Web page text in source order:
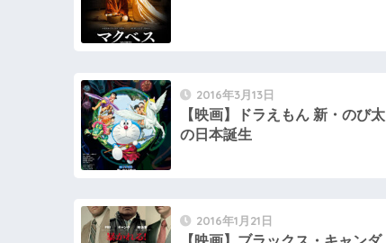
2016年3月13日
【映画】ドラえもん 新・のび太
の日本誕生
2016年1月21日